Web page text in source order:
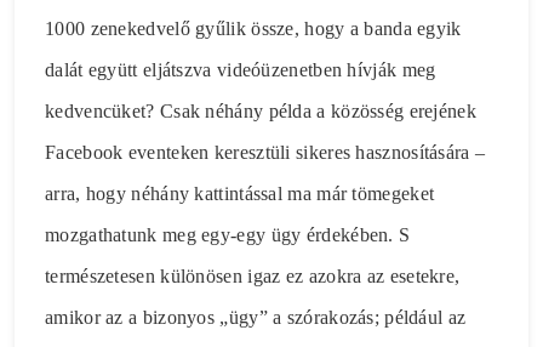
1000 zenekedvelő gyűlik össze, hogy a banda egyik
dalát együtt eljátszva videóüzenetben hívják meg
kedvencüket? Csak néhány példa a közösség erejének
Facebook eventeken keresztüli sikeres hasznosítására –
arra, hogy néhány kattintással ma már tömegeket
mozgathatunk meg egy-egy ügy érdekében. S
természetesen különösen igaz ez azokra az esetekre,
amikor az a bizonyos „ügy” a szórakozás; például az